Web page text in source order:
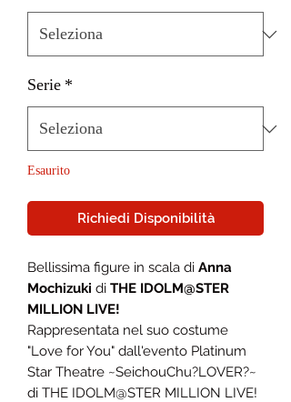
Serie *
Esaurito
Richiedi Disponibilità
Bellissima figure in scala di Anna
Mochizuki di THE IDOLM@STER
MILLION LIVE!
Rappresentata nel suo costume
"Love for You" dall'evento Platinum
Star Theatre ~SeichouChu?LOVER?~
di THE IDOLM@STER MILLION LIVE!